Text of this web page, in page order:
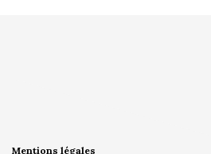
Mentions légales